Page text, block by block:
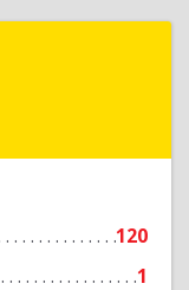
120
1
г, Городской